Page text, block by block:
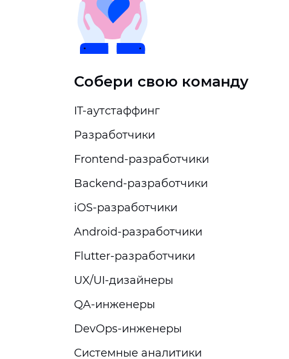
Собери свою команду
IT-аутстаффинг
Разработчики
Frontend-разработчики
Backend-разработчики
iOS-разработчики
Android-разработчики
Flutter-разработчики
UX/UI-дизайнеры
QA-инженеры
DevOps-инженеры
Системные аналитики